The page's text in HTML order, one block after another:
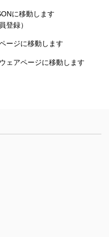
に移動します
登録）
ージに移動します
ェアページに移動します